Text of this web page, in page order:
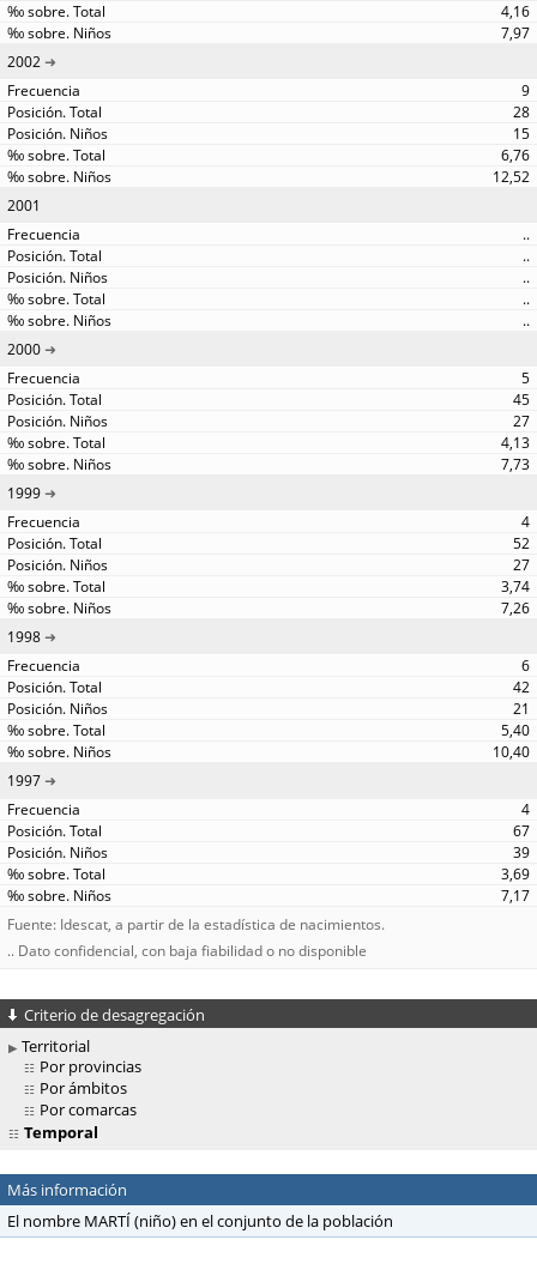
4,16
7,97
2002
9
28
15
6,76
12,52
2001
..
..
..
..
..
2000
5
45
27
4,13
7,73
1999
4
52
27
3,74
7,26
1998
6
42
21
5,40
10,40
1997
4
67
39
3,69
7,17
Fuente: Idescat, a partir de la estadística de nacimientos.
.. Dato confidencial, con baja fiabilidad o no disponible
Criterio de desagregación
Territorial
Por provincias
Por ámbitos
Por comarcas
Temporal
Más información
El nombre MARTÍ (niño) en el conjunto de la población